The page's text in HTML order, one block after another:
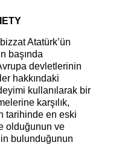
Atatürk’ün
başında
devletlerinin
hakkındaki
kullanılarak bir
karşılık,
tarihinde en eski
olduğunun ve
bulunduğunun